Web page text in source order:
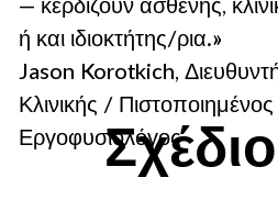
ή και ιδιοκτήτης/ρια.»
Jason Korotkich,
Κλινικής / Πιστοποιημένος
Εργοφυσιολόγος
Uplift